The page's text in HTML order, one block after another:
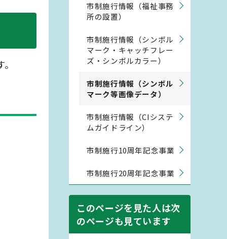
市制施行情報（福祉事務
所の設置）
市制施行情報（シンボル
マーク・キャッチフレー
ズ・シンボルカラー）
市制施行情報（シンボル
マーク等画像データ）
市制施行情報（CIシステ
ムガイドライン）
市制施行10周年記念事業
市制施行20周年記念事業
このページを見た人は次
のページも見ています